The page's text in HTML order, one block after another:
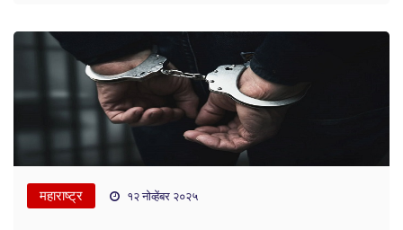
महाराष्ट्र १२ नोव्हेंबर २०२५